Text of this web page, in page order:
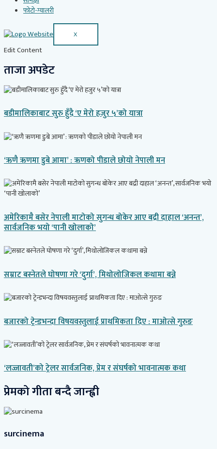
फोटो-ग्यालरी
X
Edit Content
ताजा अपडेट
बडीमालिकाबाट सुरु हुँदै ‘ए मेरो हजुर ५’को यात्रा
‘ऋणै ऋणमा डुबे आमा’ : ऋणको पीडाले छोयो नेपाली मन
अमेरिकामै बसेर नेपाली माटोको सुगन्ध बोकेर आए बद्री दाहाल ‘अनन्त’,
सार्वजनिक भयो ‘पानी खोलाको’
सम्राट बस्नेतले घोषणा गरे ‘दुर्गा’, मिथोलोजिकल कथामा बन्ने
बजारको ट्रेन्डभन्दा विषयवस्तुलाई प्राथमिकता दिए : माओत्से गुरुङ
‘लज्जावती’को ट्रेलर सार्वजनिक, प्रेम र संघर्षको भावनात्मक कथा
प्रेमको गीता बन्दै जान्ह्वी
surcinema